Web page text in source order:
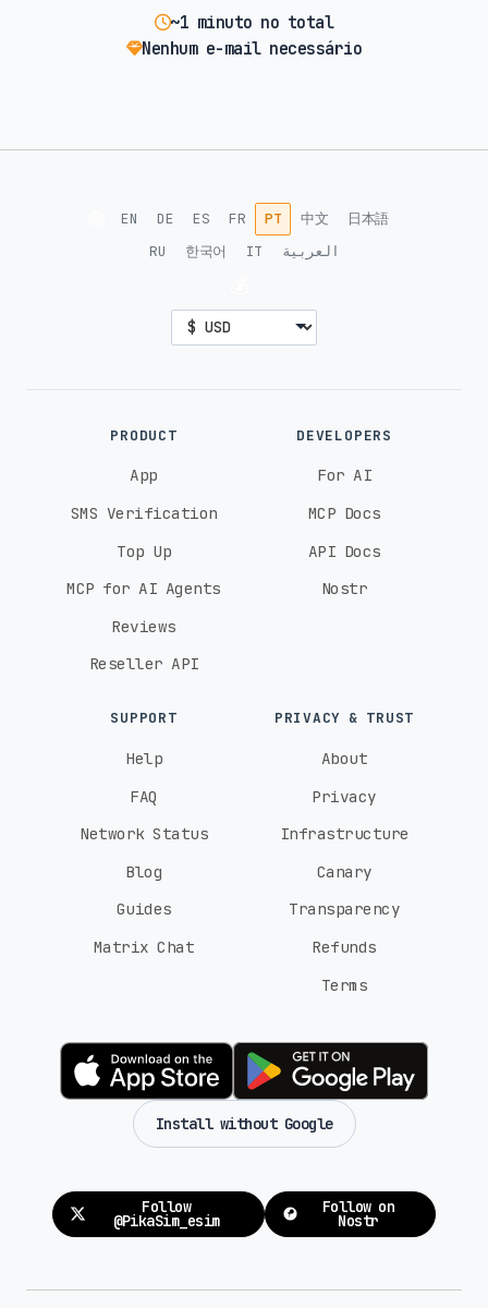
~1 minuto no total
Nenhum e-mail necessário
EN DE ES FR PT 中文
日本語
RU
한국어 IT العربية
PRODUCT
App
SMS Verification
Top Up
MCP for AI Agents
Reviews
Reseller API
DEVELOPERS
For AI
MCP Docs
API Docs
Nostr
SUPPORT
Help
FAQ
Network Status
Blog
Guides
Matrix Chat
PRIVACY & TRUST
About
Privacy
Infrastructure
Canary
Transparency
Refunds
Terms
Install without Google
Follow
@PikaSim_esim
Follow on
Nostr